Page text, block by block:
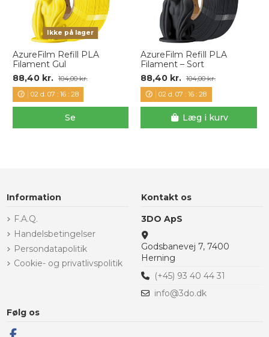
Ikke på lager
AzureFilm Refill PLA
Filament Gul
88,40 kr.
104,00 kr.
02d. 07 : 16: 28
Se
AzureFilm Refill PLA
Filament – Sort
88,40 kr. 104,00 kr.
02 d. 07 :16 :28
Læg i kurv
Information
F.A.Q.
Handelsbetingelser
Persondatapolitik
Cookie- og privatlivspolitik
Kontakt os
3DO ApS
Godsbanevej 7, 7400
Herning
(+45) 93 40 44 31
info@3do.dk
Følg os